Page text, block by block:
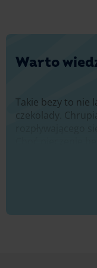
Warto
Takie bezy to nie
czekolady.
zaważyć na
Jak ubić